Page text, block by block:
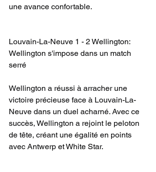
une avance confortable.
Louvain-La-Neuve 1 - 2 Wellington:
Wellington s'impose dans un match
serré
Wellington a réussi à arracher une
victoire précieuse face à Louvain-La-
Neuve dans un duel acharné. Avec ce
succès, Wellington a rejoint le peloton
de tête, créant une égalité en points
avec Antwerp et White Star.